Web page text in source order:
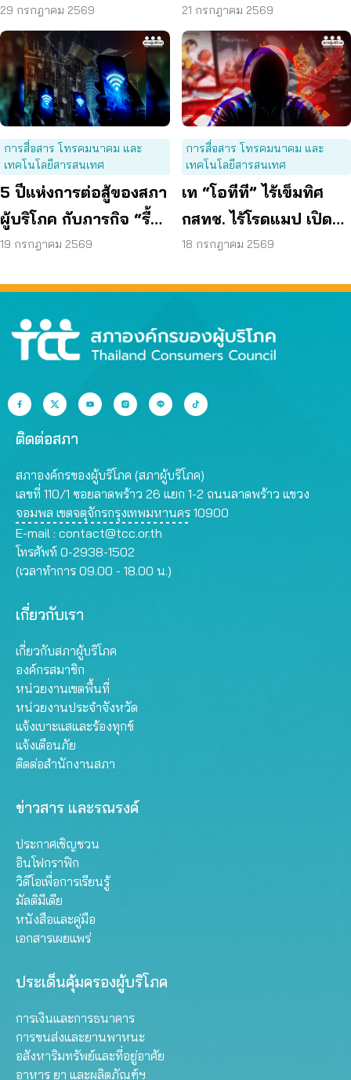
บริการต้องร่วมรับผิด
29 กรกฎาคม 2569
ใช้ พ.ร.ก. ไซเบอร์ เข้มข้น
21 กรกฎาคม 2569
การสื่อสาร โทรคมนาคม และ
เทคโนโลยีสารสนเทศ
5 ปีแห่งการต่อสู้ของสภา
ผู้บริโภค กับภารกิจ “รื้อ
กสทช.” เพื่อทวงคืนสิทธิ
19 กรกฎาคม 2569
การสื่อสาร โทรคมนาคม และ
เทคโนโลยีสารสนเทศ
เท “โอทีที” ไร้เข็มทิศ
กสทช. ไร้โรดแมป เปิด
ช่องมิจฉาชีพหลอกผู้
18 กรกฎาคม 2569
ติดต่อสภา
สภาองค์กรของผู้บริโภค (สภาผู้บริโภค)
เลขที่ 110/1 ซอยลาดพร้าว 26 แยก 1-2 ถนนลาดพร้าว แขวง
จอมพล เขตจตุจักรกรุงเทพมหานคร 10900
E-mail : contact@tcc.or.th
โทรศัพท์ 0-2938-1502
(เวลาทำการ 09.00 - 18.00 น.)
เกี่ยวกับเรา
เกี่ยวกับสภาผู้บริโภค
องค์กรสมาชิก
หน่วยงานเขตพื้นที่
หน่วยงานประจำจังหวัด
แจ้งเบาะแสและร้องทุกข์
แจ้งเตือนภัย
ติดต่อสำนักงานสภา
ข่าวสาร และรณรงค์
ประกาศเชิญชวน
อินโฟกราฟิก
วิดีโอเพื่อการเรียนรู้
มัลติมีเดีย
หนังสือและคู่มือ
เอกสารเผยแพร่
ประเด็นคุ้มครองผู้บริโภค
การเงินและการธนาคาร
การขนส่งและยานพาหนะ
อสังหาริมทรัพย์และที่อยู่อาศัย
อาหาร ยา และผลิตภัณฑ์ฯ